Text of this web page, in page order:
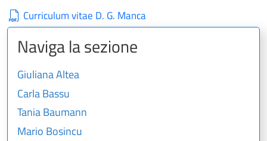
Curriculum vitae D. G. Manca
Naviga la sezione
Giuliana Altea
Carla Bassu
Tania Baumann
Mario Bosincu